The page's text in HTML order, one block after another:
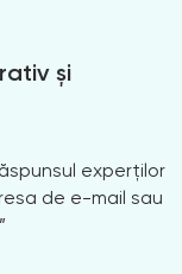
și
experților
de e-mail sau